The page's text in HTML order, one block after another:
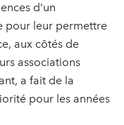
d’un
pour leur permettre
aux côtés de
associations
a fait de la
pour les années